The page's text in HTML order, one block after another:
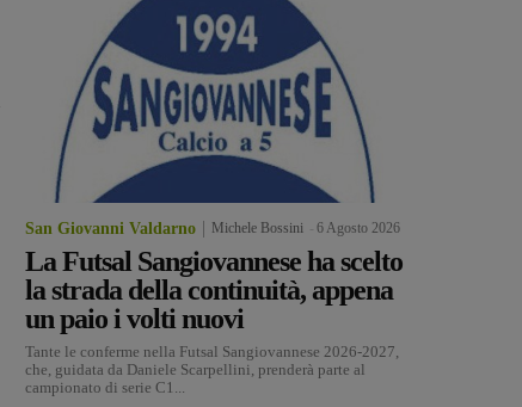
San Giovanni Valdarno Michele Bossini 6 Agosto 2026
La Futsal Sangiovannese ha scelto
la strada della continuità, appena
un paio i volti nuovi
Tante le conferme nella Futsal Sangiovannese 2026-2027,
che, guidata da Daniele Scarpellini, prenderà parte al
campionato di serie C1...